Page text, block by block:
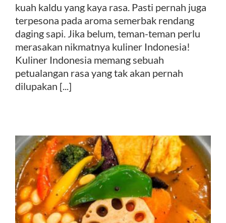
kuah kaldu yang kaya rasa. Pasti pernah juga
terpesona pada aroma semerbak rendang
daging sapi. Jika belum, teman-teman perlu
merasakan nikmatnya kuliner Indonesia!
Kuliner Indonesia memang sebuah
petualangan rasa yang tak akan pernah
dilupakan [...]